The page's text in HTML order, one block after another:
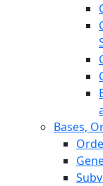
Bases,